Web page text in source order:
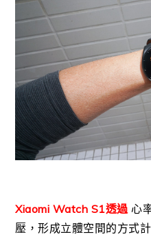
Xiaomi Watch S1透過心
壓，形成立體空間的方式